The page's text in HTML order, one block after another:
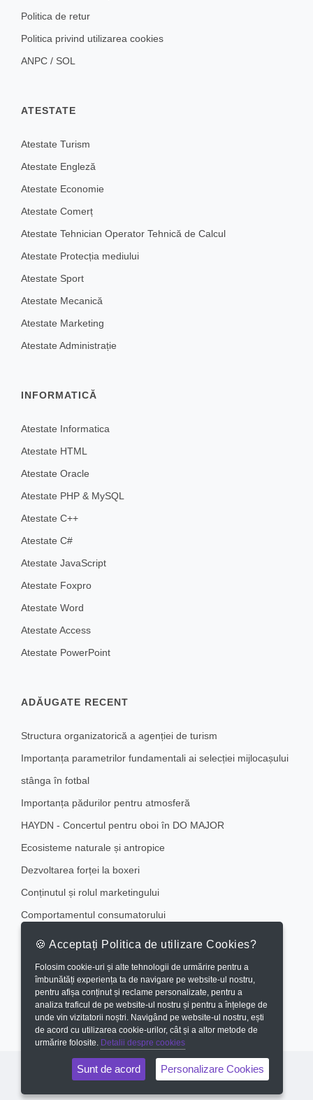
Politica de retur
Politica privind utilizarea cookies
ANPC / SOL
ATESTATE
Atestate Turism
Atestate Engleză
Atestate Economie
Atestate Comerț
Atestate Tehnician Operator Tehnică de Calcul
Atestate Protecția mediului
Atestate Sport
Atestate Mecanică
Atestate Marketing
Atestate Administrație
INFORMATICĂ
Atestate Informatica
Atestate HTML
Atestate Oracle
Atestate PHP & MySQL
Atestate C++
Atestate C#
Atestate JavaScript
Atestate Foxpro
Atestate Word
Atestate Access
Atestate PowerPoint
ADĂUGATE RECENT
Structura organizatorică a agenției de turism
Importanța parametrilor fundamentali ai selecției mijlocașului
stânga în fotbal
Importanța pădurilor pentru atmosferă
HAYDN - Concertul pentru oboi în DO MAJOR
Ecosisteme naturale și antropice
Dezvoltarea forței la boxeri
Conținutul și rolul marketingului
Comportamentul consumatorului
Coafură vintage inspirată din anii ’20
© Copyright 2026Atestate.ro| Toate drepturile rezervate.
🍪 Acceptați Politica de utilizare Cookies?
Folosim cookie-uri și alte tehnologii de urmărire pentru a
îmbunătăți experiența ta de navigare pe website-ul nostru,
pentru afișa conținut și reclame personalizate, pentru a
analiza traficul de pe website-ul nostru și pentru a înțelege de
unde vin vizitatorii noștri. Navigând pe website-ul nostru, ești
de acord cu utilizarea cookie-urilor, cât și a altor metode de
urmărire folosite. Detalii despre cookies
Sunt de acord Personalizare Cookies